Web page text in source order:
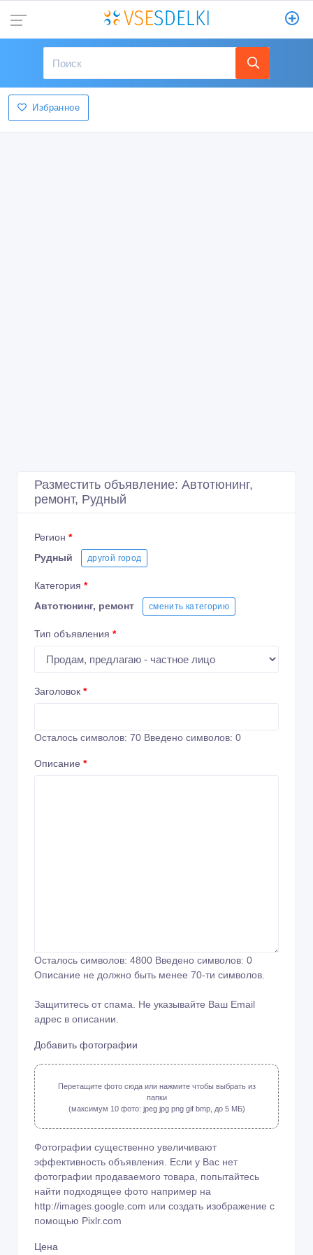
Избранное
Разместить объявление: Автотюнинг,
ремонт, Рудный
Регион *
Рудный
другой город
Категория *
Автотюнинг, ремонт
сменить категорию
Тип объявления *
Заголовок *
Осталось символов: 70 Введено символов: 0
Описание *
Осталось символов: 4800 Введено символов: 0
Описание не должно быть менее 70-ти символов.
Защититесь от спама. Не указывайте Ваш Email
адрес в описании.
Добавить фотографии
Перетащите фото сюда или нажмите чтобы выбрать из
папки
(максимум 10 фото: jpeg jpg png gif bmp, до 5 МБ)
Фотографии существенно увеличивают
эффективность объявления. Если у Вас нет
фотографии продаваемого товара, попытайтесь
найти подходящее фото например на
http://images.google.com или создать изображение с
помощью Pixlr.com
Цена